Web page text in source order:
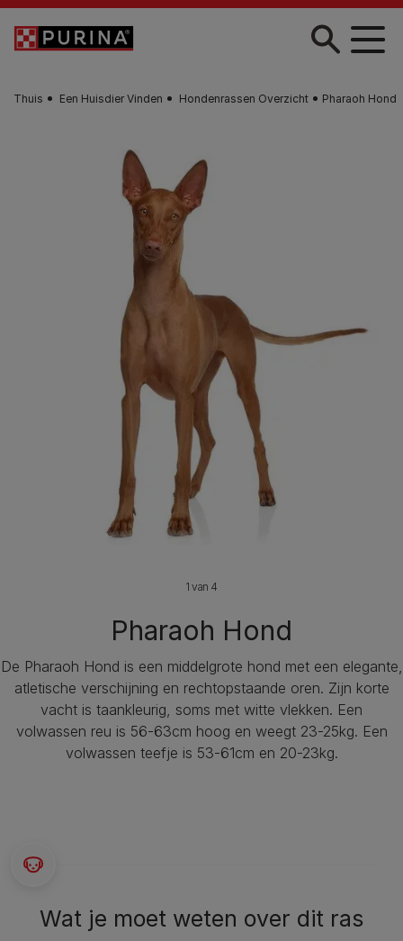
Skip to main content
Thuis Een Huisdier Vinden Hondenrassen Overzicht Pharaoh Hond
Pharaoh Hond
De Pharaoh Hond is een middelgrote hond met een elegante,
atletische verschijning en rechtopstaande oren. Zijn korte
vacht is taankleurig, soms met witte vlekken. Een
volwassen reu is 56-63cm hoog en weegt 23-25kg. Een
volwassen teefje is 53-61cm en 20-23kg.
1 van 4
Wat je moet weten over dit ras